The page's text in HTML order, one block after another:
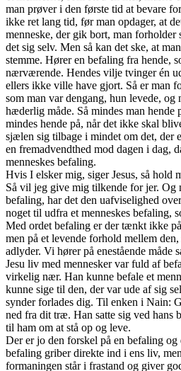
man prøver i den første tid at bevare
ikke ret lang tid, før man opdager, at
menneske, der gik bort, man
det sig selv. Men så kan det ske, at
stemme. Hører en befaling fra hende,
nærværende. Hendes vilje tvinger én
ellers ikke ville have gjort. Så er man
som man var dengang, hun levede, og
hæderlig måde. Så mindes man hende
mindes hende på, når det ikke skal
sjælen sig tilbage i mindet om det, der
en fremadvendthed mod dagen i dag,
menneskes befaling.
Hvis I elsker mig, siger Jesus, så hold
Så vil jeg give mig tilkende for jer. Og
befaling, har det den uafviselighed
noget til udfra et menneskes befaling,
Med ordet befaling er der tænkt ikke
men på et levende forhold mellem
adlyder. Vi hører på enestående måde
Jesu liv med mennesker var fuld af
virkelig nær. Han kunne befale et
kunne sige til den, der var ude af sig
synder forlades dig. Til enken i Nain:
ned fra dit træ. Han satte sig ved hans
til ham om at stå op og leve.
Der er jo den forskel på en befaling
befaling griber direkte ind i ens liv,
formaningen står i frastand og giver